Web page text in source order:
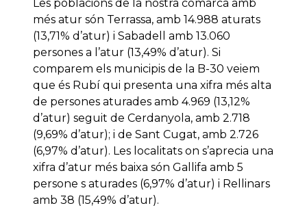
Les poblacions de la nostra comarca amb
més atur són Terrassa, amb 14.988 aturats
(13,71% d’atur) i Sabadell amb 13.060
persones a l’atur (13,49% d’atur). Si
comparem els municipis de la B-30 veiem
que és Rubí qui presenta una xifra més alta
de persones aturades amb 4.969 (13,12%
d’atur) seguit de Cerdanyola, amb 2.718
(9,69% d’atur); i de Sant Cugat, amb 2.726
(6,97% d’atur). Les localitats on s’aprecia una
xifra d’atur més baixa són Gallifa amb 5
persone s aturades (6,97% d’atur) i Rellinars
amb 38 (15,49% d’atur).